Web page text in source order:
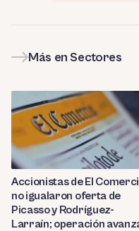
Más en Sectores
Accionistas de El
no igualaron oferta de
Picasso y Rodríguez-
Larraín; operación